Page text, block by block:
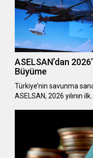
ASELSAN’dan
Büyüme
Türkiye’nin savunma
ASELSAN, 2026 yılının ilk…